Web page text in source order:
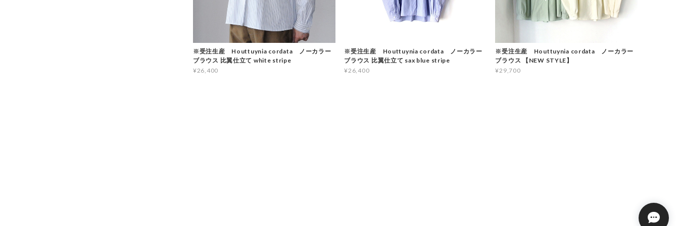
※受注生産 Houttuynia cordata ノーカラー
ブラウス 比翼仕立て white stripe
¥26,400
※受注生産 Houttuynia cordata ノーカラー
ブラウス 比翼仕立て sax blue stripe
¥26,400
※受注生産 Houttuynia cordata ノーカラー
ブラウス 【NEW STYLE】
¥29,700